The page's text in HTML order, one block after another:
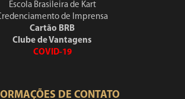
Escola Brasileira de Kart
de Imprensa
Cartão BRB
Clube de Vantagens
COVID-19
DE CONTATO